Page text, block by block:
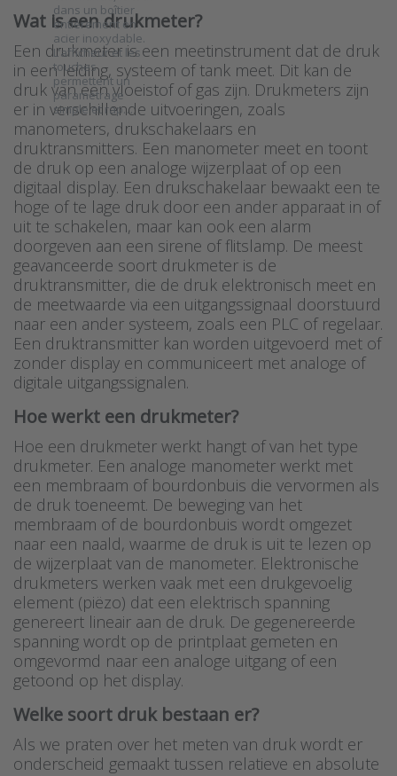
dans un boîtier
entièrement en
acier inoxydable.
L’afficheur et les
touches
permettent un
paramétrage
simple et rap…
Wat is een drukmeter?
Een drukmeter is een meetinstrument dat de druk
in een leiding, systeem of tank meet. Dit kan de
druk van een vloeistof of gas zijn. Drukmeters zijn
er in verschillende uitvoeringen, zoals
manometers, drukschakelaars en
druktransmitters. Een manometer meet en toont
de druk op een analoge wijzerplaat of op een
digitaal display. Een drukschakelaar bewaakt een te
hoge of te lage druk door een ander apparaat in of
uit te schakelen, maar kan ook een alarm
doorgeven aan een sirene of flitslamp. De meest
geavanceerde soort drukmeter is de
druktransmitter, die de druk elektronisch meet en
de meetwaarde via een uitgangssignaal doorstuurd
naar een ander systeem, zoals een PLC of regelaar.
Een druktransmitter kan worden uitgevoerd met of
zonder display en communiceert met analoge of
digitale uitgangssignalen.
Hoe werkt een drukmeter?
Hoe een drukmeter werkt hangt of van het type
drukmeter. Een analoge manometer werkt met
een membraam of bourdonbuis die vervormen als
de druk toeneemt. De beweging van het
membraam of de bourdonbuis wordt omgezet
naar een naald, waarme de druk is uit te lezen op
de wijzerplaat van de manometer. Elektronische
drukmeters werken vaak met een drukgevoelig
element (piëzo) dat een elektrisch spanning
genereert lineair aan de druk. De gegenereerde
spanning wordt op de printplaat gemeten en
omgevormd naar een analoge uitgang of een
getoond op het display.
Welke soort druk bestaan er?
Als we praten over het meten van druk wordt er
onderscheid gemaakt tussen relatieve en absolute